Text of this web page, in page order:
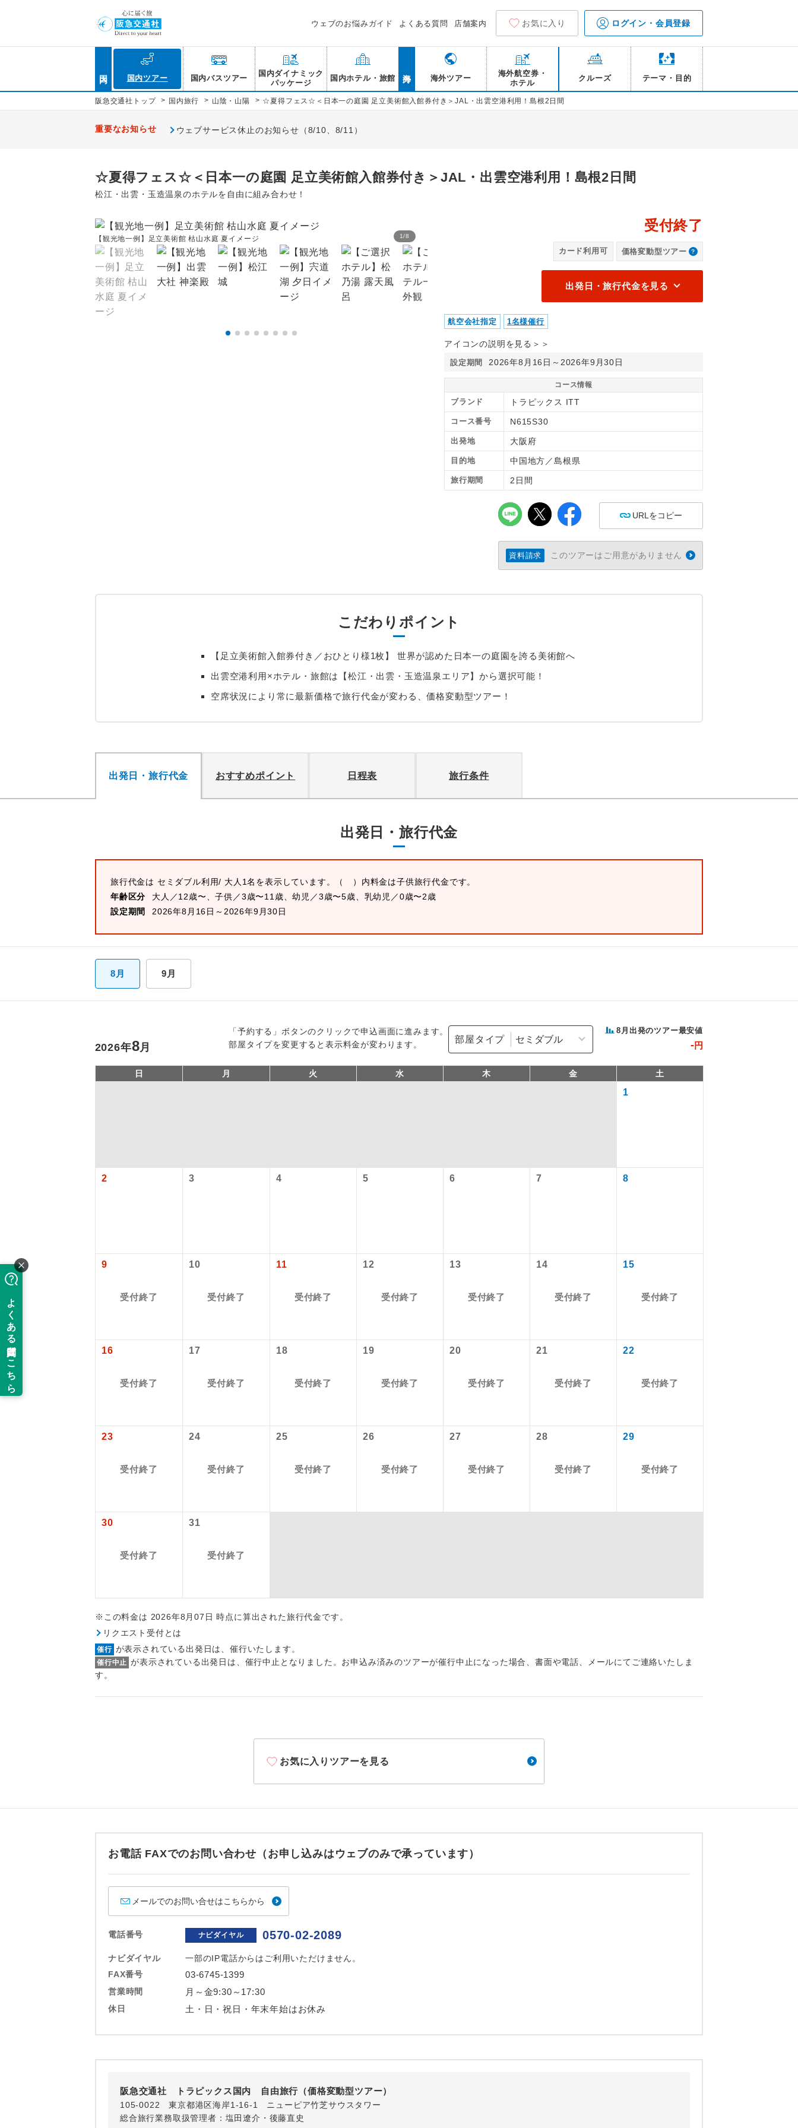
ウェブのお悩みガイド よくある質問 店舗案内 お気に入り ログイン・会員登録
国内ツアー 国内バスツアー
国内ダイナミック
パッケージ
国内ホテル・旅館 海外ツアー
海外航空券・
ホテル
クルーズ テーマ・目的
阪急交通社トップ > 国内旅行 > 山陰・山陽 > ☆夏得フェス☆＜日本一の庭園 足立美術館入館券付き＞JAL・出雲空港利用！島根2日間
重要なお知らせ ウェブサービス休止のお知らせ（8/10、8/11）
☆夏得フェス☆＜日本一の庭園 足立美術館入館券付き＞JAL・出雲空港利用！島根2日間
松江・出雲・玉造温泉のホテルを自由に組み合わせ！
1/8
【観光地一例】足立美術館 枯山水庭 夏イメージ
受付終了
カード利用可 価格変動型ツアー
出発日・旅行代金を見る
航空会社指定 1名様催行
アイコンの説明を見る＞＞
設定期間 2026年8月16日～2026年9月30日
コース情報
ブランド トラピックス ITT
コース番号 N615S30
出発地 大阪府
目的地 中国地方／島根県
旅行期間 2日間
URLをコピー
資料請求 このツアーはご用意がありません
こだわりポイント
【足立美術館入館券付き／おひとり様1枚】 世界が認めた日本一の庭園を誇る美術館へ
出雲空港利用×ホテル・旅館は【松江・出雲・玉造温泉エリア】から選択可能！
空席状況により常に最新価格で旅行代金が変わる、価格変動型ツアー！
出発日・旅行代金 おすすめポイント 日程表 旅行条件
出発日・旅行代金
旅行代金は セミダブル利用/ 大人1名を表示しています。
（ ）内料金は子供旅行代金です。
年齢区分
大人／12歳〜、子供／3歳〜11歳、幼児／3歳〜5歳、乳幼児／0歳〜2歳
設定期間
2026年8月16日～2026年9月30日
8月 9月
「予約する」ボタンのクリックで申込画面に進みます。
部屋タイプを変更すると表示料金が変わります。
部屋タイプ
8 月出発のツアー最安値
-円
2026年8月
日 月 火 水 木 金 土
1
2 3 4 5 6 7 8
9
受付終了
10
受付終了
11
受付終了
12
受付終了
13
受付終了
14
受付終了
15
受付終了
16
受付終了
17
受付終了
18
受付終了
19
受付終了
20
受付終了
21
受付終了
22
受付終了
23
受付終了
24
受付終了
25
受付終了
26
受付終了
27
受付終了
28
受付終了
29
受付終了
30
受付終了
31
受付終了
※この料金は 2026年8月07日 時点に算出された旅行代金です。
リクエスト受付とは
催行 が表示されている出発日は、催行いたします。
催行中止 が表示されている出発日は、催行中止となりました。お申込み済みのツアーが催行中止になった場合、書面や電話、メールにてご連絡いたしま
す。
お気に入りツアーを見る
お電話 FAXでのお問い合わせ（お申し込みはウェブのみで承っています）
メールでのお問い合せはこちらから
電話番号 ナビダイヤル 0570-02-2089
ナビダイヤル
一部のIP電話からはご利用いただけません。
FAX番号
03-6745-1399
営業時間 月～金9:30～17:30
休日 土・日・祝日・年末年始はお休み
阪急交通社 トラピックス国内 自由旅行（価格変動型ツアー）
105-0022 東京都港区海岸1-16-1 ニューピア竹芝サウスタワー
総合旅行業務取扱管理者：塩田遼介・後藤直史
価格変動型ツアーとは
お申し込み時期・ご利用便の空席状況によって料金が変動いたします。
お支払いは、クレジットカード決済のみとなります。
ご予約方法について
せん。
す。
同行します。
新コース 初登場のコースです。
ユネスコに登録されている文化遺産や自然遺産を訪ねるコー
ご宿泊ホテルに露天風呂が付いています。
周りの音を気にせず、ガイドさんの説明をじっくり聞くこと
2名様催行 2名様から出発可能な個人型プランです。
航空会社指定
おひとり様バス2席利用